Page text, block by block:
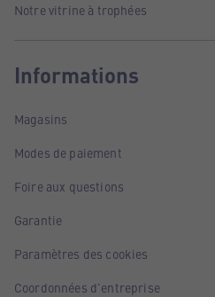
Notre vitrine à trophées
Informations
Magasins
Modes de paiement
Foire aux questions
Garantie
Paramètres des cookies
Coordonnées d'entreprise